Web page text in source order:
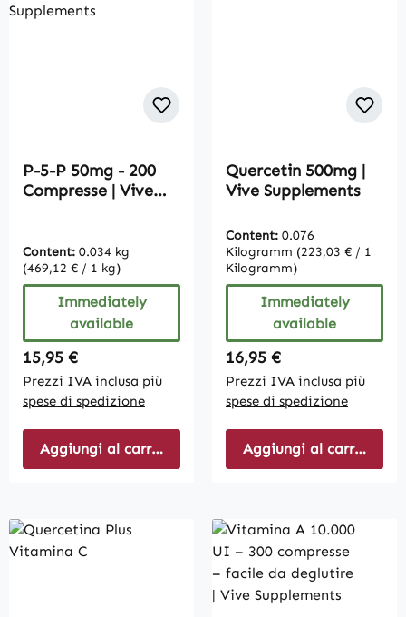
P-5-P 50mg - 200
Compresse | Vive
Content: 0.034 kg
(469,12 € / 1 kg)
Immediately
available
Regular price:
15,95 €
Prezzi IVA inclusa più
spese di spedizione
Aggiungi al carrello
Quercetin 500mg |
Vive Supplements
Content: 0.076
Kilogramm (223,03 € / 1
Kilogramm)
Immediately
available
Regular price:
16,95 €
Prezzi IVA inclusa più
spese di spedizione
Aggiungi al carrello